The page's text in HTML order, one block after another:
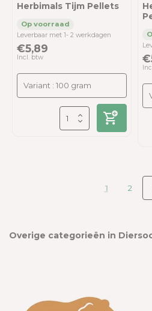
Herbimals Tijm Pellets
Leverbaar met 1- 2 werkdagen
€5,89
Incl. btw
1 2
Overige categorieën in